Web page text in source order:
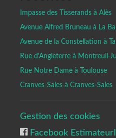
Impasse des Tisserands à Alès
Avenue Alfred Bruneau à La
Avenue de la Constellation à
Rue d'Angleterre à Montreuil-
Rue Notre Dame à Toulouse
Cranves-Sales à Cranves-Sales
Gestion des cookies
Facebook